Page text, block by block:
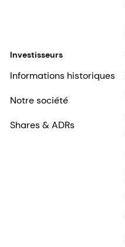
Investisseurs
Informations historiques
Notre société
Shares & ADRs